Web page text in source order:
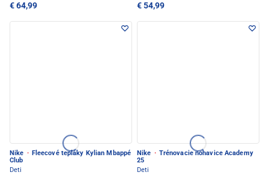
€ 64,99 € 54,99
Nike · Fleecové tepláky Kylian Mbappé
Club
Deti
Nike · Trénovacie nohavice Academy
25
Deti